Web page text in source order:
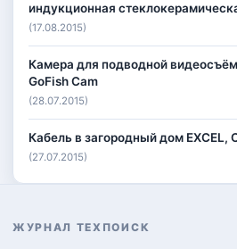
индукционная
(17.08.2015)
Камера для подводной
GoFish Cam
(28.07.2015)
Кабель в загородный дом
(27.07.2015)
ЖУРНАЛ ТЕХПОИСК